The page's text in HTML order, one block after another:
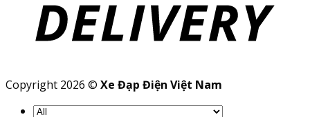
Copyright 2026 © Xe Đạp Điện Việt Nam